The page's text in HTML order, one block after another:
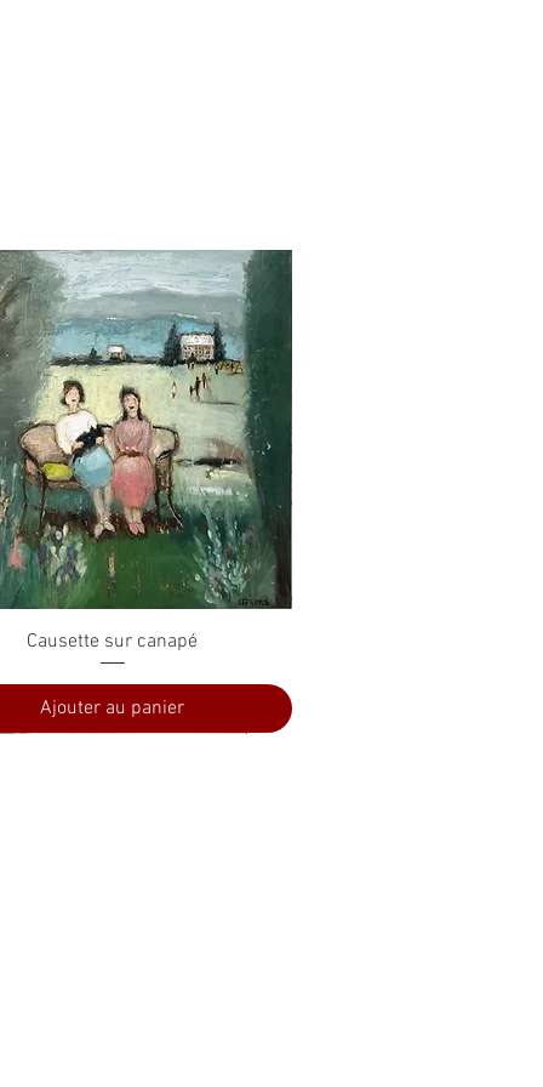
Aperçu rapide
Causette sur canapé
Ajouter au panier